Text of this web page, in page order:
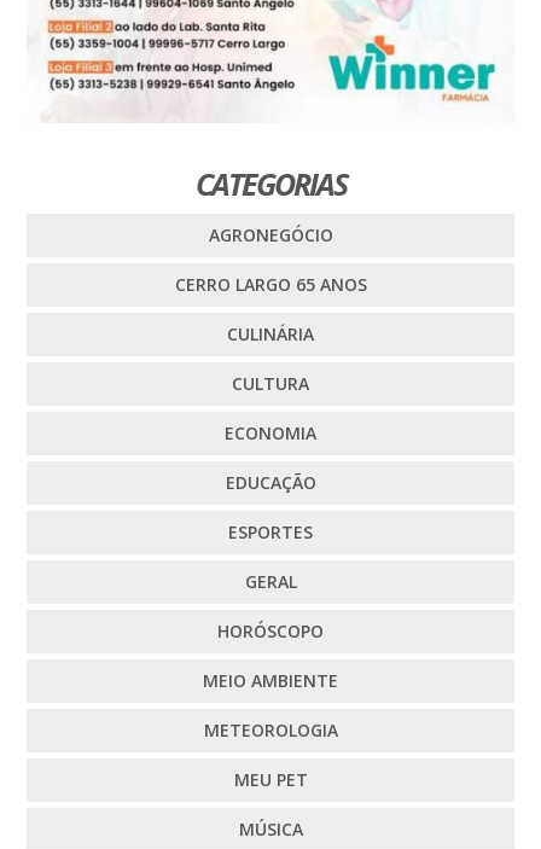
CATEGORIAS
AGRONEGÓCIO
CERRO LARGO 65 ANOS
CULINÁRIA
CULTURA
ECONOMIA
EDUCAÇÃO
ESPORTES
GERAL
HORÓSCOPO
MEIO AMBIENTE
METEOROLOGIA
MEU PET
MÚSICA